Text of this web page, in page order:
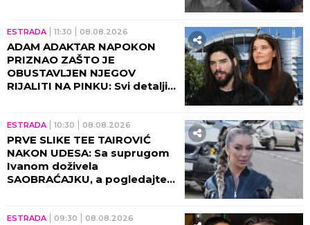
ESTRADA 11:30 08.08.2026
ADAM ADAKTAR NAPOKON
PRIZNAO ZAŠTO JE
OBUSTAVLJEN NJEGOV
RIJALITI NA PINKU: Svi detalji
ESTRADA 10:30 08.08.2026
PRVE SLIKE TEE TAIROVIĆ
NAKON UDESA: Sa suprugom
Ivanom doživela
SAOBRAĆAJKU, a pogledajte
ESTRADA 09:30 08.08.2026